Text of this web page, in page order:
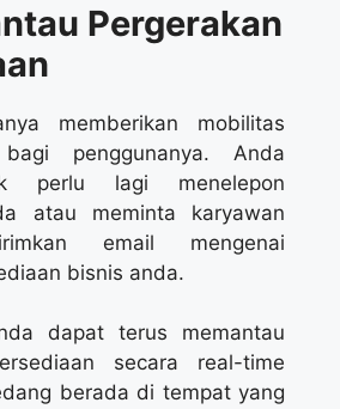
Pergerakan
memberikan mobilitas
penggunanya. Anda
perlu lagi menelepon
atau meminta karyawan
email mengenai
bisnis anda.
dapat terus memantau
secara real-time
berada di tempat yang